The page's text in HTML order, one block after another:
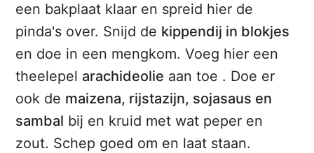
een bakplaat klaar en spreid hier de
pinda's over. Snijd de kippendij in blokjes
en doe in een mengkom. Voeg hier een
theelepel arachideolie aan toe . Doe er
ook de maizena, rijstazijn, sojasaus en
sambal bij en kruid met wat peper en
zout. Schep goed om en laat staan.